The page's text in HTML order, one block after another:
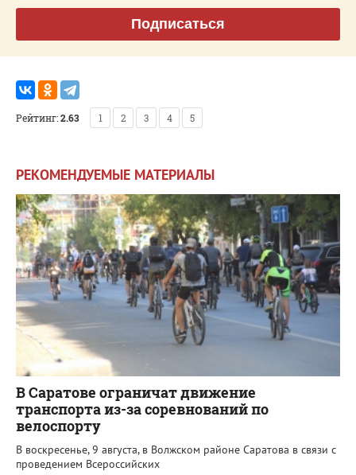
Подписаться
Рейтинг:2.63 1 2 3 4 5
РЕКОМЕНДУЕМЫЕ МАТЕРИАЛЫ
В Саратове ограничат движение
транспорта из-за соревнований по
велоспорту
В воскресенье, 9 августа, в Волжском районе Саратова в связи с
проведением Всероссийских